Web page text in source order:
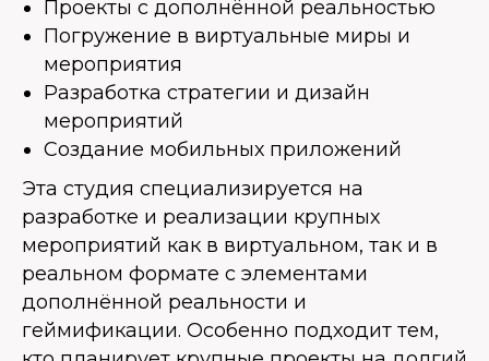
Проекты с дополнённой реальностью
Погружение в виртуальные миры и
мероприятия
Разработка стратегии и дизайн
мероприятий
Создание мобильных приложений
Эта студия специализируется на
разработке и реализации крупных
мероприятий как в виртуальном, так и в
реальном формате с элементами
дополнённой реальности и
геймификации. Особенно подходит тем,